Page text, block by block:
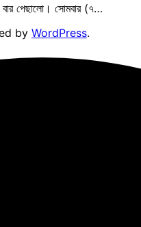
বার পেছালো। সোমবার (৭…
by WordPress.